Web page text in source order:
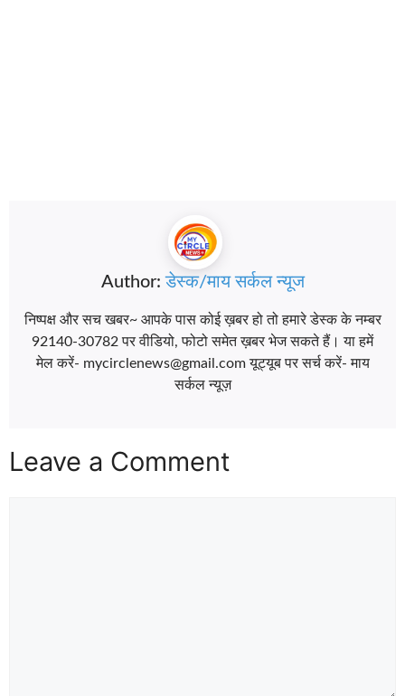
Author:डेस्क/माय सर्कल न्यूज
निष्पक्ष और सच खबर~ आपके पास कोई ख़बर हो तो हमारे डेस्क के नम्बर
92140-30782 पर वीडियो, फोटो समेत ख़बर भेज सकते हैं। या हमें
मेल करें- mycirclenews@gmail.com यूट्यूब पर सर्च करें- माय
सर्कल न्यूज़
Leave a Comment